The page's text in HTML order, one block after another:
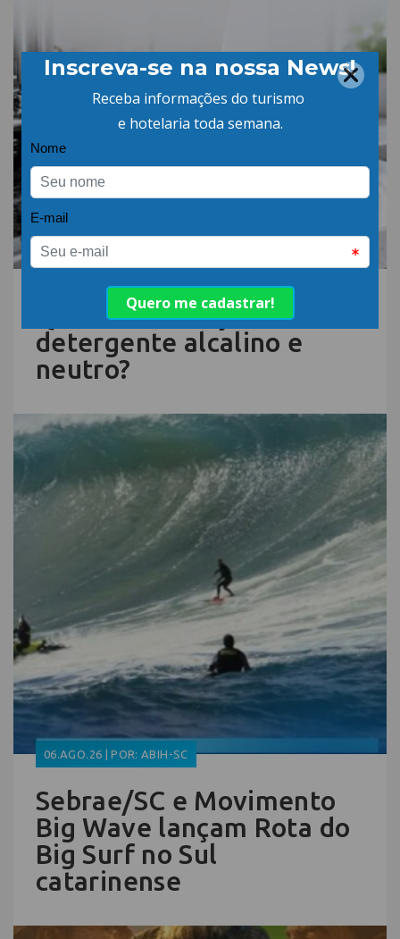
06.AGO.26 | POR: ABIH-SC
Qual a diferença entre
detergente alcalino e
neutro?
06.AGO.26 | POR: ABIH-SC
Sebrae/SC e Movimento
Big Wave lançam Rota do
Big Surf no Sul
catarinense